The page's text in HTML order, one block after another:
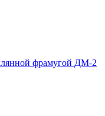
фрамугой ДМ-2